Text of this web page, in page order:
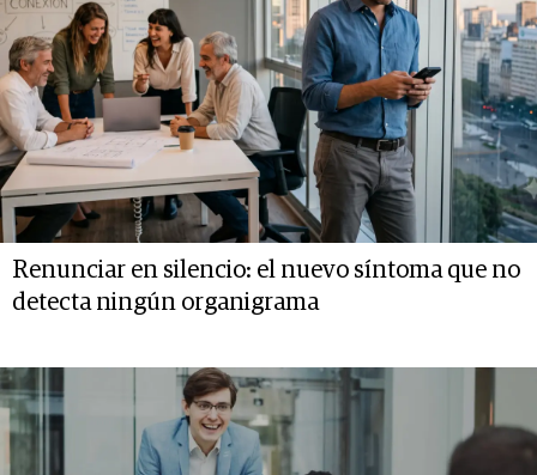
Renunciar en silencio: el nuevo síntoma que no
detecta ningún organigrama